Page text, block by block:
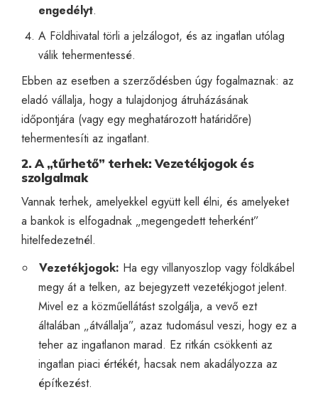
engedélyt.
A Földhivatal törli a jelzálogot, és az ingatlan utólag
válik tehermentessé.
Ebben az esetben a szerződésben úgy fogalmaznak: az
eladó vállalja, hogy a tulajdonjog átruházásának
időpontjára (vagy egy meghatározott határidőre)
tehermentesíti az ingatlant.
2. A „tűrhető” terhek: Vezetékjogok és
szolgalmak
Vannak terhek, amelyekkel együtt kell élni, és amelyeket
a bankok is elfogadnak „megengedett teherként”
hitelfedezetnél.
Vezetékjogok: Ha egy villanyoszlop vagy földkábel
megy át a telken, az bejegyzett vezetékjogot jelent.
Mivel ez a közműellátást szolgálja, a vevő ezt
általában „átvállalja”, azaz tudomásul veszi, hogy ez a
teher az ingatlanon marad. Ez ritkán csökkenti az
ingatlan piaci értékét, hacsak nem akadályozza az
építkezést.